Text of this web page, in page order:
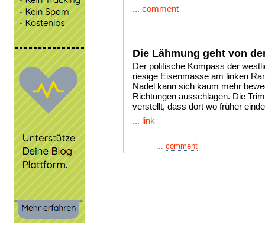
... comment
Die Lähmung geht von
Der politische Kompass der
riesige Eisenmasse am linken
Nadel kann sich kaum mehr
Richtungen ausschlagen. Die
verstellt, dass dort wo früher
... link
... comment